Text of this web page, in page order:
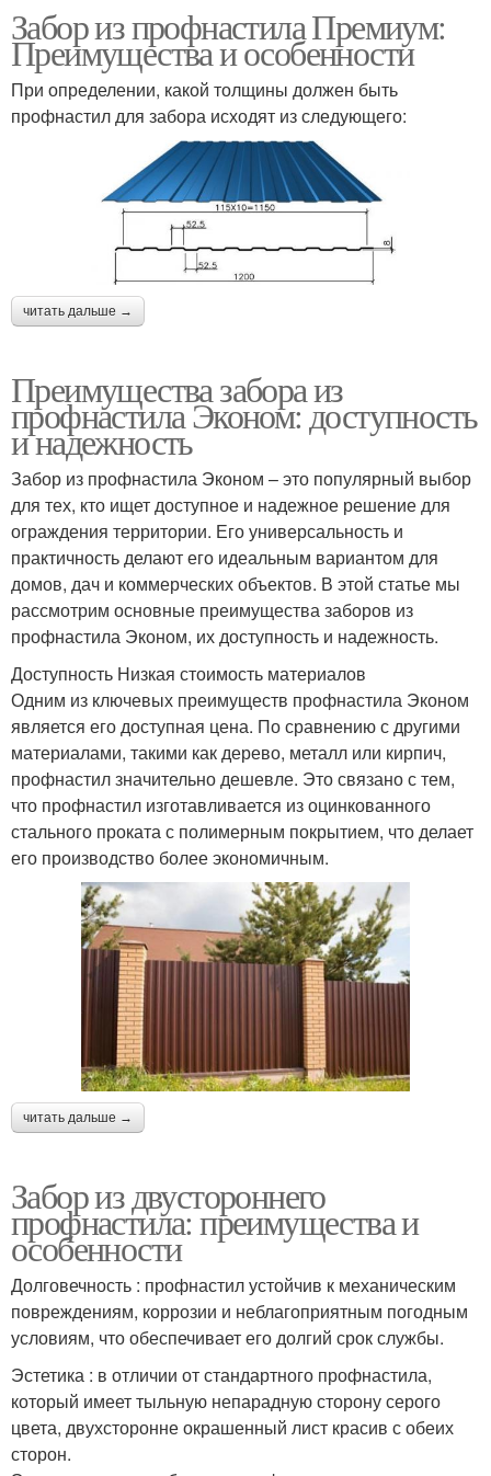
Забор из профнастила Премиум:
Преимущества и особенности
При определении, какой толщины должен быть
профнастил для забора исходят из следующего:
читать дальше →
Преимущества забора из
профнастила Эконом: доступность
и надежность
Забор из профнастила Эконом – это популярный выбор
для тех, кто ищет доступное и надежное решение для
ограждения территории. Его универсальность и
практичность делают его идеальным вариантом для
домов, дач и коммерческих объектов. В этой статье мы
рассмотрим основные преимущества заборов из
профнастила Эконом, их доступность и надежность.
Доступность Низкая стоимость материалов
Одним из ключевых преимуществ профнастила Эконом
является его доступная цена. По сравнению с другими
материалами, такими как дерево, металл или кирпич,
профнастил значительно дешевле. Это связано с тем,
что профнастил изготавливается из оцинкованного
стального проката с полимерным покрытием, что делает
его производство более экономичным.
читать дальше →
Забор из двустороннего
профнастила: преимущества и
особенности
Долговечность : профнастил устойчив к механическим
повреждениям, коррозии и неблагоприятным погодным
условиям, что обеспечивает его долгий срок службы.
Эстетика : в отличии от стандартного профнастила,
который имеет тыльную непарадную сторону серого
цвета, двухсторонне окрашенный лист красив с обеих
сторон.